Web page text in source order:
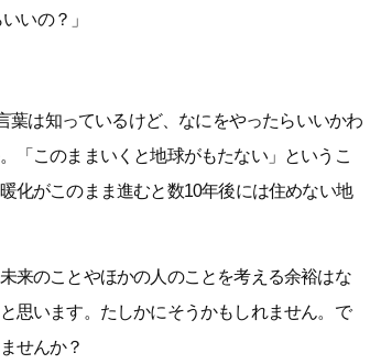
いの？」
葉は知っているけど、なにをやったらいいかわ
「このままいくと地球がもたない」というこ
化がこのまま進むと数10年後には住めない地
来のことやほかの人のことを考える余裕はな
思います。たしかにそうかもしれません。で
せんか？